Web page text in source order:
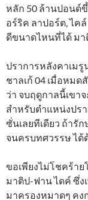
หลัก 50 ล้านปอนด์ขึ้
อร์ริค ลาปอร์ต, ไค
ดีขนาดไหนที่ได้ ม
ปราการหลังคาเมรู
ชาลเก้ 04 เมื่อหม
ว่า จบฤดูกาลนี้เขา
สำหรับตำแหน่งปร
ซั่นเลยทีเดียว ถ้ารั
จนครบทศวรรษ ได้
ขอเพียงไม่โชคร้า
มาติป-ฟาน ไดค์ ซึ่ง
มาครองหมาดๆ คง